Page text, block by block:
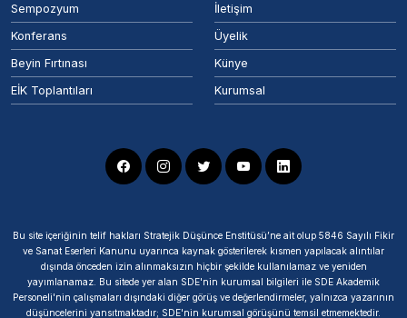
Sempozyum
Konferans
Beyin Fırtınası
EİK Toplantıları
İletişim
Üyelik
Künye
Kurumsal
Bu site içeriğinin telif hakları Stratejik Düşünce Enstitüsü’ne ait olup 5846 Sayılı Fikir
ve Sanat Eserleri Kanunu uyarınca kaynak gösterilerek kısmen yapılacak alıntılar
dışında önceden izin alınmaksızın hiçbir şekilde kullanılamaz ve yeniden
yayımlanamaz. Bu sitede yer alan SDE'nin kurumsal bilgileri ile SDE Akademik
Personeli'nin çalışmaları dışındaki diğer görüş ve değerlendirmeler, yalnızca yazarının
düşüncelerini yansıtmaktadır; SDE'nin kurumsal görüşünü temsil etmemektedir.